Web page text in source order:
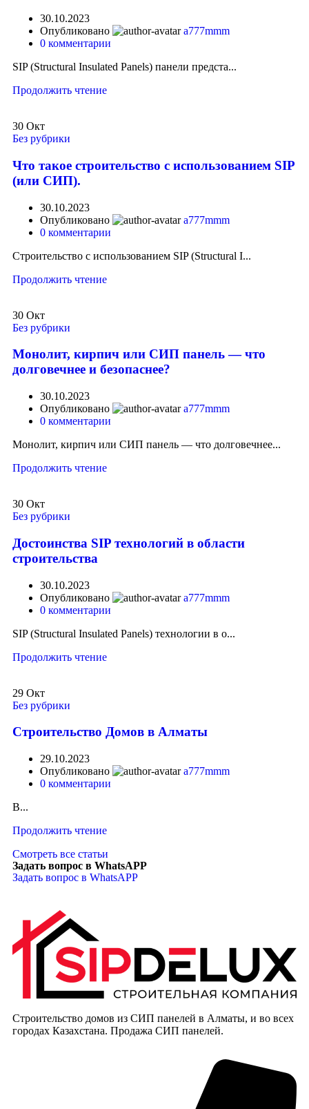
30.10.2023
Опубликовано
a777mmm
0 комментарии
SIP (Structural Insulated Panels) панели предста...
Продолжить чтение
30 Окт
Без рубрики
Что такое строительство с использованием SIP
(или СИП).
30.10.2023
Опубликовано
a777mmm
0 комментарии
Строительство с использованием SIP (Structural I...
Продолжить чтение
30 Окт
Без рубрики
Монолит, кирпич или СИП панель — что
долговечнее и безопаснее?
30.10.2023
Опубликовано
a777mmm
0 комментарии
Монолит, кирпич или СИП панель — что долговечнее...
Продолжить чтение
30 Окт
Без рубрики
Достоинства SIP технологий в области
строительства
30.10.2023
Опубликовано
a777mmm
0 комментарии
SIP (Structural Insulated Panels) технологии в о...
Продолжить чтение
29 Окт
Без рубрики
Строительство Домов в Алматы
29.10.2023
Опубликовано
a777mmm
0 комментарии
В...
Продолжить чтение
Смотреть все статьи
Задать вопрос в WhatsAPP
Задать вопрос в WhatsAPP
Строительство домов из СИП панелей в Алматы, и во всех
городах Казахстана. Продажа СИП панелей.